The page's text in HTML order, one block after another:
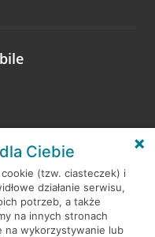
Ciebie
(tzw. ciasteczek) i
działanie serwisu,
potrzeb, a także
na innych stronach
na wykorzystywanie lub